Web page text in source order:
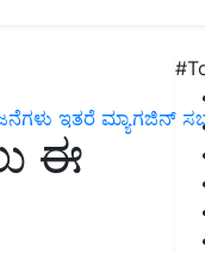
ಇತರೆ ಮ್ಯಾಗಜಿನ್‌
ಈ